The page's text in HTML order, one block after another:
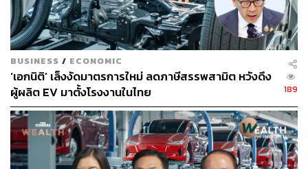
BUSINESS / ECONOMIC
‘เอกนิติ’ เล็งงัดมาตรการใหม่ ลดภาษีสรรพสามิต หวังดึง
ผู้ผลิต EV มาตั้งโรงงานในไทย
189